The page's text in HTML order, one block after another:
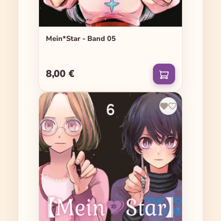
Mein*Star - Band 05
Regulärer Preis:
8,00 €